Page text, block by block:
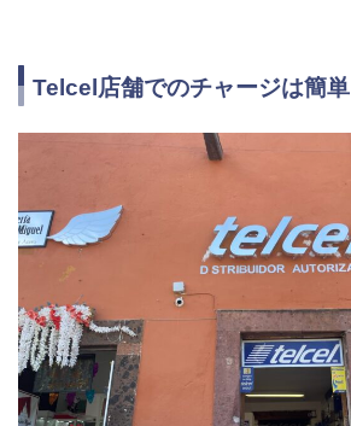
Telcel店舗でのチャージは簡単